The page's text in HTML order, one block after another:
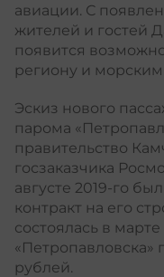
авиации. С
жителей и гостей
появится
региону и
Эскиз нового
парома
правительство
госзаказчика
августе 2019-го
контракт на его
состоялась в
«Петропавловска»
рублей.